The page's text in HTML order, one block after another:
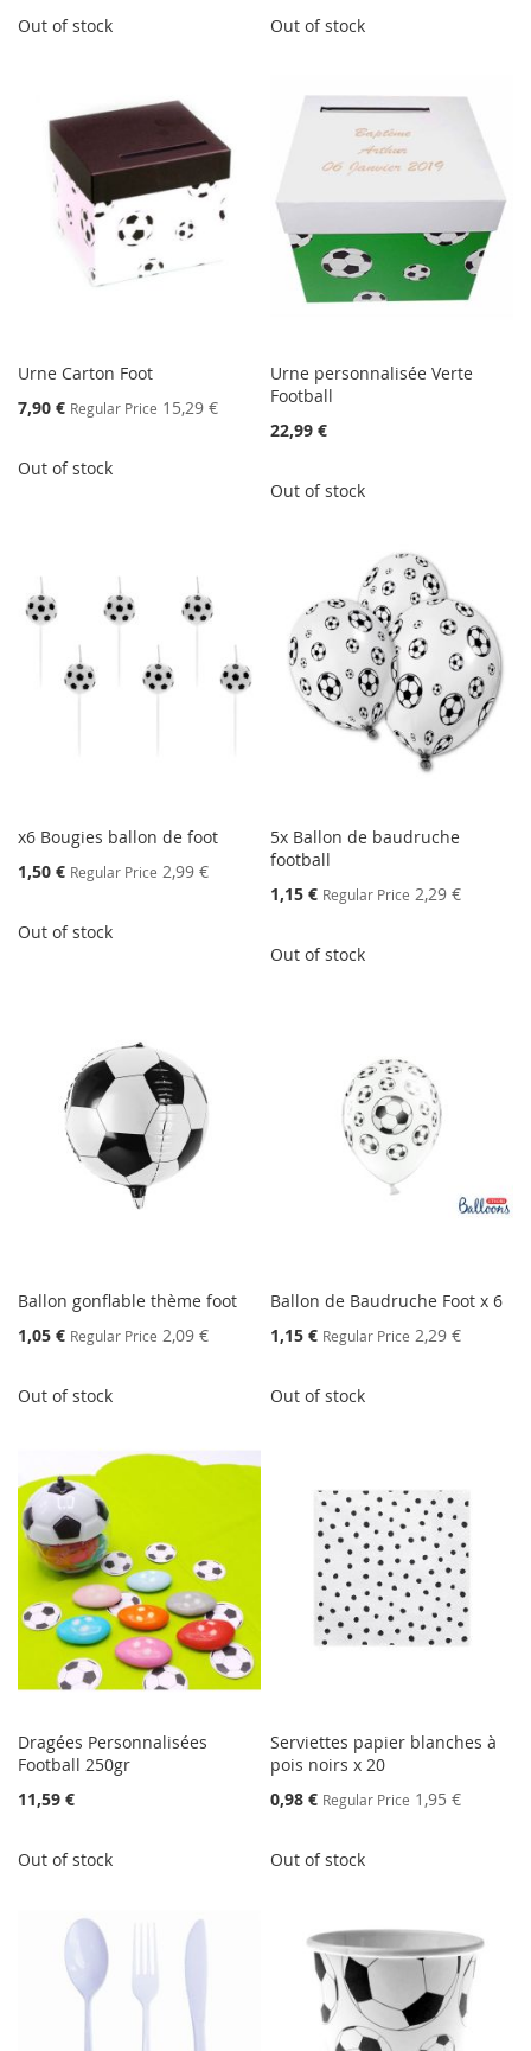
Out of stock Out of stock
Urne Carton Foot
Special
Price
7,90 € Regular Price 15,29 €
Out of stock
Urne personnalisée Verte
Football
22,99 €
Out of stock
x6 Bougies ballon de foot
Special
Price
1,50 € Regular Price 2,99 €
Out of stock
5x Ballon de baudruche
football
Special
Price
1,15 € Regular Price 2,29 €
Out of stock
Ballon gonflable thème foot
Special
Price
1,05 € Regular Price 2,09 €
Out of stock
Ballon de Baudruche Foot x 6
Special
Price
1,15 € Regular Price 2,29 €
Out of stock
Dragées Personnalisées
Football 250gr
11,59 €
Out of stock
Serviettes papier blanches à
pois noirs x 20
Special
Price
0,98 € Regular Price 1,95 €
Out of stock